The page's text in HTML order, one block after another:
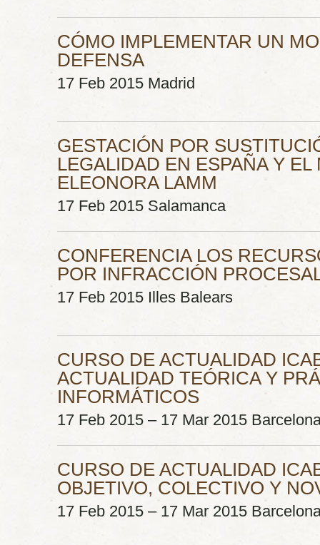
CÓMO IMPLEMENTAR UN
DEFENSA
17 Feb 2015 Madrid
GESTACIÓN POR
LEGALIDAD EN ESPAÑA Y
ELEONORA LAMM
17 Feb 2015 Salamanca
CONFERENCIA LOS
POR INFRACCIÓN
17 Feb 2015 Illes Balears
CURSO DE ACTUALIDAD
ACTUALIDAD TEÓRICA Y
INFORMÁTICOS
17 Feb 2015 – 17 Mar 2015
CURSO DE ACTUALIDAD
OBJETIVO, COLECTIVO Y
17 Feb 2015 – 17 Mar 2015